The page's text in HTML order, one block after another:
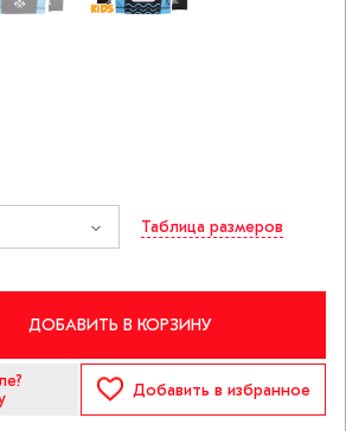
Таблица размеров
ДОБАВИТЬ В КОРЗИНУ
Добавить в избранное